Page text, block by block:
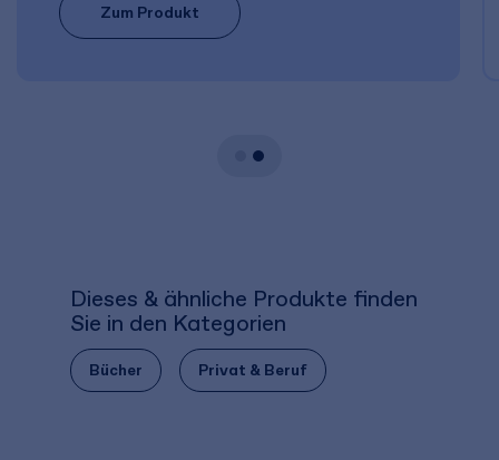
Zum Produkt
Dieses & ähnliche Produkte finden
Sie in den Kategorien
Bücher Privat & Beruf